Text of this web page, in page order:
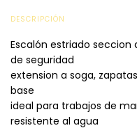
DESCRIPCIÓN
Escalón estriado
de seguridad
extension a soga,
base
ideal para trabajos de
resistente al agua